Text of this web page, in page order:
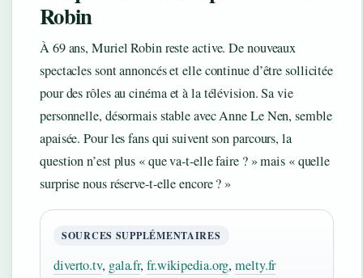
Robin
À 69 ans, Muriel Robin reste active. De nouveaux
spectacles sont annoncés et elle continue d’être sollicitée
pour des rôles au cinéma et à la télévision. Sa vie
personnelle, désormais stable avec Anne Le Nen, semble
apaisée. Pour les fans qui suivent son parcours, la
question n’est plus « que va-t-elle faire ? » mais « quelle
surprise nous réserve-t-elle encore ? »
SOURCES SUPPLÉMENTAIRES
diverto.tv, gala.fr, fr.wikipedia.org,melty.fr